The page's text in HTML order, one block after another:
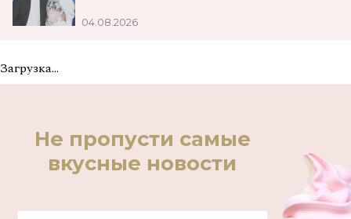
04.08.2026
Загрузка...
Не пропусти самые
вкусные новости